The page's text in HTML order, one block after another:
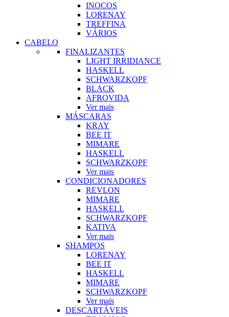
INOCOS
LORENAY
TREFFINA
VÁRIOS
CABELO
FINALIZANTES
LIGHT IRRIDIANCE
HASKELL
SCHWARZKOPF
BLACK
AFROVIDA
Ver mais
MÁSCARAS
KRAY
BEE IT
MIMARE
HASKELL
SCHWARZKOPF
Ver mais
CONDICIONADORES
REVLON
MIMARE
HASKELL
SCHWARZKOPF
KATIVA
Ver mais
SHAMPOS
LORENAY
BEE IT
HASKELL
MIMARE
SCHWARZKOPF
Ver mais
DESCARTÁVEIS